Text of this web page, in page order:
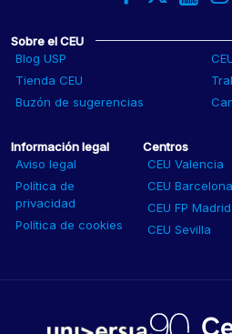
Sobre el CEU
Blog USP
Tienda CEU
Buzón de sugerencias
Información legal
Aviso legal
Política de
privacidad
Política de cookies
Centros
CEU Valencia
CEU Barcelona
CEU FP Madrid
CEU Sevilla